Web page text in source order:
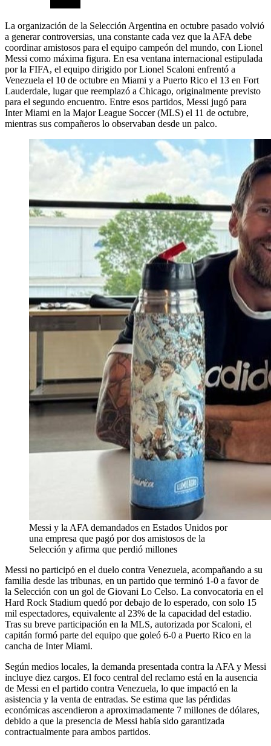
La organización de la Selección Argentina en octubre pasado volvió
a generar controversias, una constante cada vez que la AFA debe
coordinar amistosos para el equipo campeón del mundo, con Lionel
Messi como máxima figura. En esa ventana internacional estipulada
por la FIFA, el equipo dirigido por Lionel Scaloni enfrentó a
Venezuela el 10 de octubre en Miami y a Puerto Rico el 13 en Fort
Lauderdale, lugar que reemplazó a Chicago, originalmente previsto
para el segundo encuentro. Entre esos partidos, Messi jugó para
Inter Miami en la Major League Soccer (MLS) el 11 de octubre,
mientras sus compañeros lo observaban desde un palco.
Messi y la AFA demandados en Estados Unidos por
una empresa que pagó por dos amistosos de la
Selección y afirma que perdió millones
Messi no participó en el duelo contra Venezuela, acompañando a su
familia desde las tribunas, en un partido que terminó 1-0 a favor de
la Selección con un gol de Giovani Lo Celso. La convocatoria en el
Hard Rock Stadium quedó por debajo de lo esperado, con solo 15
mil espectadores, equivalente al 23% de la capacidad del estadio.
Tras su breve participación en la MLS, autorizada por Scaloni, el
capitán formó parte del equipo que goleó 6-0 a Puerto Rico en la
cancha de Inter Miami.
Según medios locales, la demanda presentada contra la AFA y Messi
incluye diez cargos. El foco central del reclamo está en la ausencia
de Messi en el partido contra Venezuela, lo que impactó en la
asistencia y la venta de entradas. Se estima que las pérdidas
económicas ascendieron a aproximadamente 7 millones de dólares,
debido a que la presencia de Messi había sido garantizada
contractualmente para ambos partidos.